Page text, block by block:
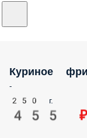
Куриное
-
250 г.
455 ₽